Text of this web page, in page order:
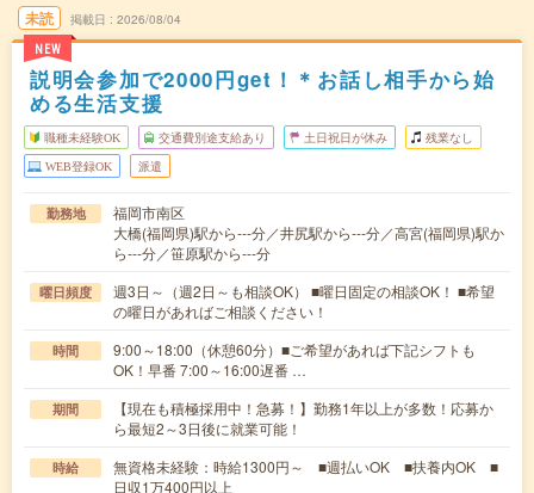
未読
NEW
掲載日 2026/08/04
説明会参加で2000円get！＊お話し相手から始
める生活支援
職種未経験OK 交通費別途支給あり 土日祝日が休み 残業なし
WEB登録OK 派遣
勤務地
福岡市南区
大橋(福岡県)駅から---分／井尻駅から---分／高宮(福岡県)駅か
ら---分／笹原駅から---分
曜日頻度
週3日～（週2日～も相談OK） ■曜日固定の相談OK！ ■希望
の曜日があればご相談ください！
時間
9:00～18:00（休憩60分）■ご希望があれば下記シフトも
OK！早番 7:00～16:00遅番 …
期間
【現在も積極採用中！急募！】勤務1年以上が多数！応募か
ら最短2～3日後に就業可能！
時給
無資格未経験：時給1300円～ ■週払いOK ■扶養内OK ■
日収1万400円以上